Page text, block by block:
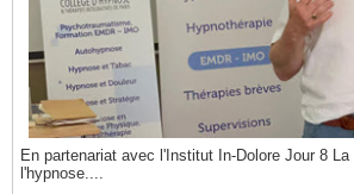
En partenariat avec l'Institut In-Dolore Jour 8
l'hypnose....